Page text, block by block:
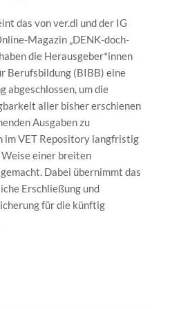
das von ver.di und der IG
Magazin „DENK-doch-
die Herausgeber*innen
Berufsbildung (BIBB) eine
abgeschlossen, um die
aller bisher erschienen
Ausgaben zu
im VET Repository langfristig
einer breiten
Dabei übernimmt das
Erschließung und
für die künftig